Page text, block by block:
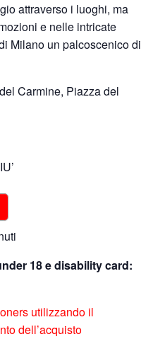
attraverso i luoghi, ma
e nelle intricate
Milano un palcoscenico di
Carmine, Piazza del
18 e disability card:
utilizzando il
dell’acquisto